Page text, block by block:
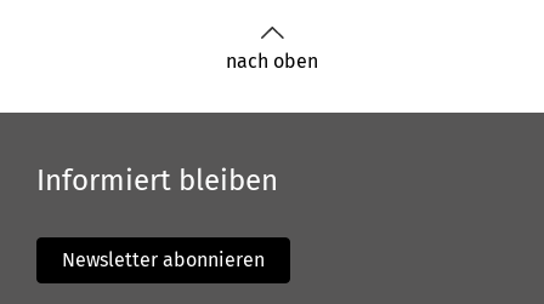
nach oben
Informiert bleiben
Newsletter abonnieren